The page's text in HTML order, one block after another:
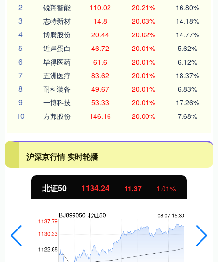
2 锐翔智能 110.02 20.21% 16.80%
3 志特新材 14.8 20.03% 14.18%
4 博腾股份 20.44 20.02% 14.77%
5 近岸蛋白 46.72 20.01% 5.62%
6 毕得医药 61.6 20.01% 6.12%
7 五洲医疗 83.62 20.01% 18.37%
8 耐科装备 49.67 20.01% 6.83%
9 一博科技 53.33 20.01% 17.26%
10 方邦股份 146.16 20.00% 7.68%
沪深京行情 实时轮播
北证50 1134.24 11.37 1.01%